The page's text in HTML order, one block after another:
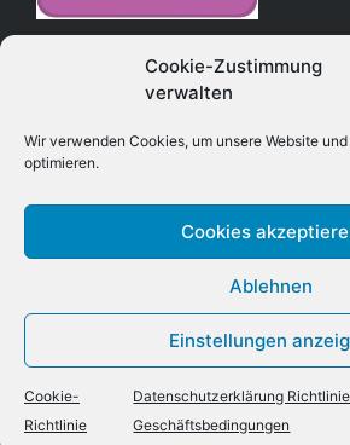
Cookie-Zustimmung
verwalten
Wir verwenden Cookies, um unsere Website
optimieren.
Cookies
Ablehnen
Einstellungen
Cookie-
Richtlinie
Datenschutzerklärung
Geschäftsbedingungen
Geschäftsbedingungen
Retouren
Adresse
Treboux Fahrzeug - Technik AG
3076 Worb
Telefon:
Mobile